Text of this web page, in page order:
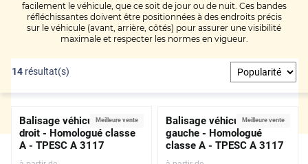
facilement le véhicule, que ce soit de jour ou de nuit. Ces bandes
réfléchissantes doivent être positionnées à des endroits précis
sur le véhicule (avant, arrière, côtés) pour assurer une visibilité
maximale et respecter les normes en vigueur.
14 résultat(s)
Meilleure vente
Balisage véhicule côté
droit - Homologué classe
A - TPESC A 3117
Meilleure vente
Balisage véhicule côté
gauche - Homologué
classe A - TPESC A 3117